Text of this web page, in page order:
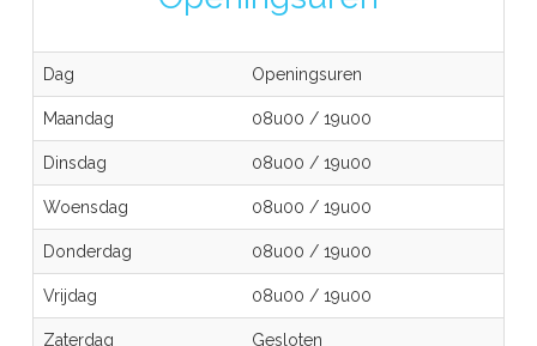
Dag Openingsuren
Maandag 08u00 /19u00
Dinsdag 08u00 /19u00
Woensdag 08u00 /19u00
Donderdag 08u00 /19u00
Vrijdag 08u00 /19u00
Zaterdag Gesloten